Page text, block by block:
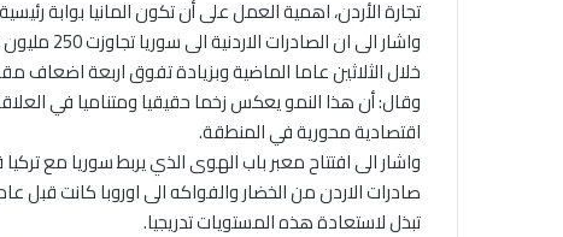
تجارة الأردن، اهمية العمل على أن تكون المانيا بوابة
واشار الى
خلال الثلاثين عاما الماضية وبزيادة تفوق اربعة اضعاف
وقال: أن هذا النمو يعكس زخما حقيقيا ومتناميا في
اقتصادية محورية في المنطقة.
واشار الى افتتاح معبر باب الهوى الذي يربط سوريا مع
تبذل لاستعادة هذه المستويات تدريجيا.